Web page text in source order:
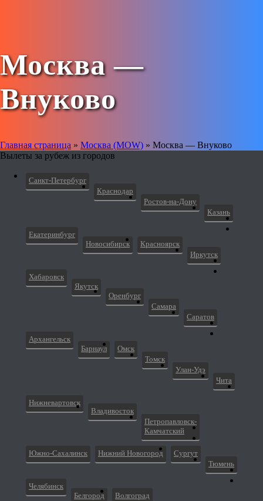
Москва —
Внуково
Главная страница » Москва (MOW) » Москва — Внуково
Вылеты за рубеж из городов
Санкт-Петербург
Краснодар
Ростов-на-Дону
Казань
Екатеринбург
Новосибирск
Красноярск
Иркутск
Хабаровск
Якутск
Оренбург
Самара
Саратов
Архангельск
Барнаул
Омск
Томск
Улан-Удэ
Чита
Нижневартовск
Владивосток
Петропавловск-
Камчатский
Южно-Сахалинск Нижний Новогород
Сургут
Тюмень
Челябинск
Белгород
Волгоград